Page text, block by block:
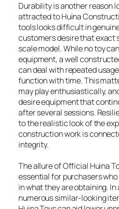
Durability is another reason
attracted to Huina
tools looks difficult in
customers desire that exact
scale model. While no toy
equipment, a well
can deal with repeated
function with time. This
may play enthusiastically,
desire equipment that
after several sessions.
to the realistic look of the
construction work is
integrity.
The allure of Official Huina
essential for purchasers
in what they are obtaining.
numerous similar-looking